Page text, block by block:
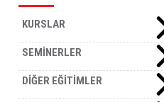
KURSLAR
SEMİNERLER
DİĞER EĞİTİMLER